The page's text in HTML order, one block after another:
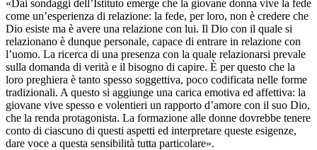
«Dai sondaggi dell’Istituto emerge che la giovane donna vive la fede
come un’esperienza di relazione: la fede, per loro, non è credere che
Dio esiste ma è avere una relazione con lui. Il Dio con il quale si
relazionano è dunque personale, capace di entrare in relazione con
l’uomo. La ricerca di una presenza con la quale relazionarsi prevale
sulla domanda di verità e il bisogno di capire. È per questo che la
loro preghiera è tanto spesso soggettiva, poco codificata nelle forme
tradizionali. A questo si aggiunge una carica emotiva ed affettiva: la
giovane vive spesso e volentieri un rapporto d’amore con il suo Dio,
che la renda protagonista. La formazione alle donne dovrebbe tenere
conto di ciascuno di questi aspetti ed interpretare queste esigenze,
dare voce a questa sensibilità tutta particolare».